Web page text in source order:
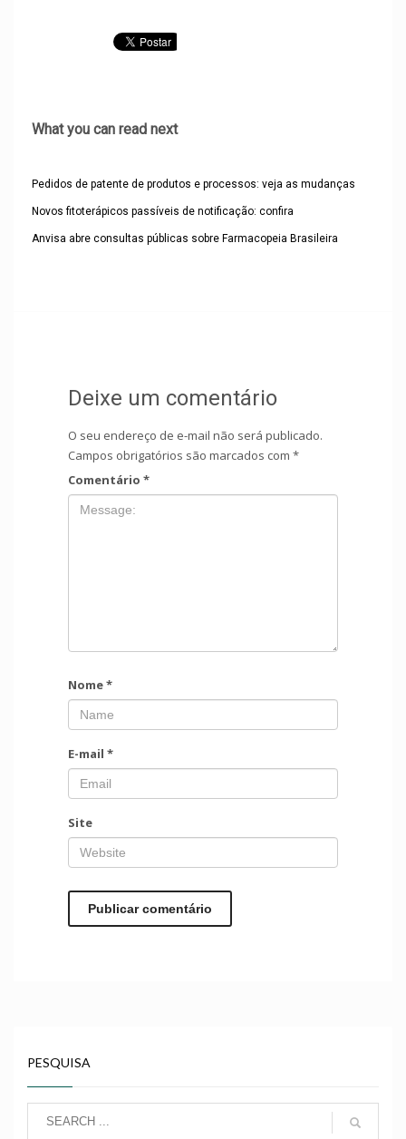
What you can read next
Pedidos de patente de produtos e processos: veja as mudanças
Novos fitoterápicos passíveis de notificação: confira
Anvisa abre consultas públicas sobre Farmacopeia Brasileira
Deixe um comentário
O seu endereço de e-mail não será publicado.
Campos obrigatórios são marcados com *
Comentário *
Nome*
E-mail *
Site
PESQUISA